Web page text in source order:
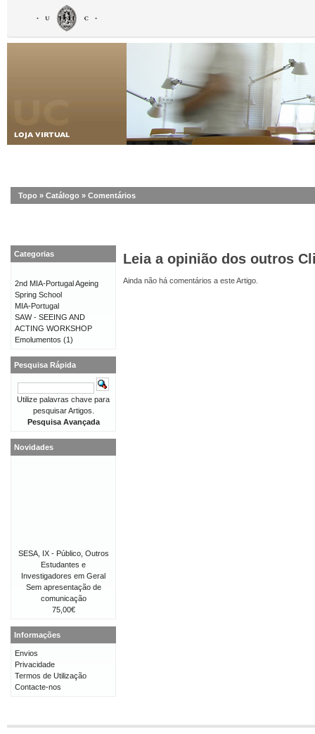
Topo » Catálogo » Comentários
Leia a opinião dos outros
Ainda não há comentários a este Artigo.
Categorias
2nd MIA-Portugal Ageing
Spring School
MIA-Portugal
SAW - SEEING AND
ACTING WORKSHOP
Emolumentos (1)
Pesquisa Rápida
Utilize palavras chave para
pesquisar Artigos.
Pesquisa Avançada
Novidades
SESA, IX - Público, Outros
Estudantes e
Investigadores em Geral
Sem apresentação de
comunicação
75,00€
Informações
Envios
Privacidade
Termos de Utilização
Contacte-nos